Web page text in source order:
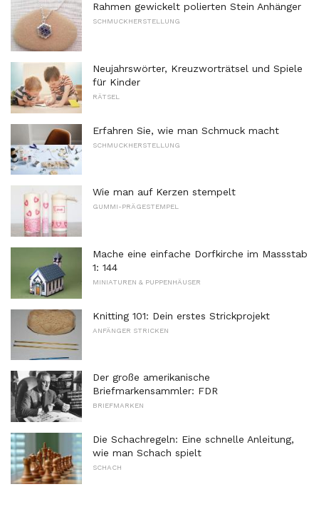
Rahmen gewickelt polierten Stein Anhänger
SCHMUCKHERSTELLUNG
Neujahrswörter, Kreuzworträtsel und Spiele
für Kinder
RÄTSEL
Erfahren Sie, wie man Schmuck macht
SCHMUCKHERSTELLUNG
Wie man auf Kerzen stempelt
GUMMI-PRÄGESTEMPEL
Mache eine einfache Dorfkirche im Massstab
1: 144
MINIATUREN & PUPPENHÄUSER
Knitting 101: Dein erstes Strickprojekt
ANFÄNGER STRICKEN
Der große amerikanische
Briefmarkensammler: FDR
BRIEFMARKEN
Die Schachregeln: Eine schnelle Anleitung,
wie man Schach spielt
SCHACH